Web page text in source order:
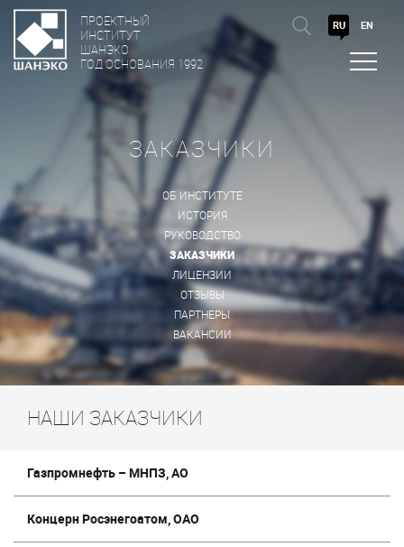
ПРОЕКТНЫЙ
ИНСТИТУТ
ШАНЭКО
ГОД ОСНОВАНИЯ 1992
RU EN
ЗАКАЗЧИКИ
ОБ ИНСТИТУТЕ
ИСТОРИЯ
РУКОВОДСТВО
ЗАКАЗЧИКИ
ЛИЦЕНЗИИ
ОТЗЫВЫ
ПАРТНЕРЫ
ВАКАНСИИ
НАШИ ЗАКАЗЧИКИ
Газпромнефть – МНПЗ, АО
Концерн Росэнегоатом, ОАО